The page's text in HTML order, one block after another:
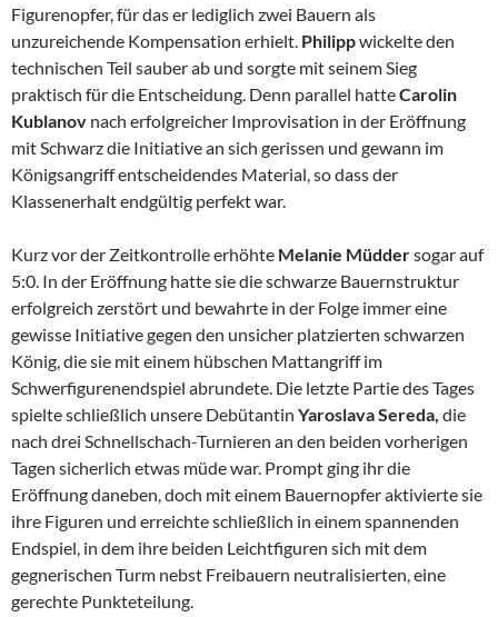
Figurenopfer, für das er lediglich zwei Bauern als
unzureichende Kompensation erhielt. Philippwickelte den
technischen Teil sauber ab und sorgte mit seinem Sieg
praktisch für die Entscheidung. Denn parallel hatteCarolin
Kublanov nach erfolgreicher Improvisation in der Eröffnung
mit Schwarz die Initiative an sich gerissen und gewann im
Königsangriff entscheidendes Material, so dass der
Klassenerhalt endgültig perfekt war.
Kurz vor der Zeitkontrolle erhöhte Melanie Müddersogar auf
5:0. In der Eröffnung hatte sie die schwarze Bauernstruktur
erfolgreich zerstört und bewahrte in der Folge immer eine
gewisse Initiative gegen den unsicher platzierten schwarzen
König, die sie mit einem hübschen Mattangriff im
Schwerfigurenendspiel abrundete. Die letzte Partie des Tages
spielte schließlich unsere Debütantin Yaroslava Sereda, die
nach drei Schnellschach-Turnieren an den beiden vorherigen
Tagen sicherlich etwas müde war. Prompt ging ihr die
Eröffnung daneben, doch mit einem Bauernopfer aktivierte sie
ihre Figuren und erreichte schließlich in einem spannenden
Endspiel, in dem ihre beiden Leichtfiguren sich mit dem
gegnerischen Turm nebst Freibauern neutralisierten, eine
gerechte Punkteteilung.